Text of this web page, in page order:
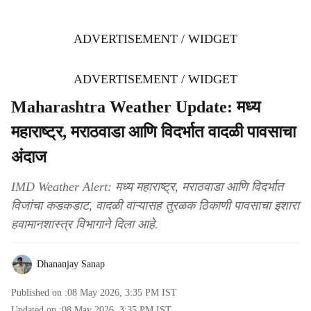
ADVERTISEMENT / WIDGET
ADVERTISEMENT / WIDGET
Maharashtra Weather Update: मध्य
महाराष्ट्र, मराठवाडा आणि विदर्भात वादळी पावसाचा
अंदाज
IMD Weather Alert: मध्य महाराष्ट्र, मराठवाडा आणि विदर्भात
विजांचा कडकडाट, वादळी वाऱ्यासह तुरळक ठिकाणी पावसाचा इशारा
हवामानशास्त्र विभागाने दिला आहे.
Dhananjay Sanap
Published on :08 May 2026, 3:35 PM IST